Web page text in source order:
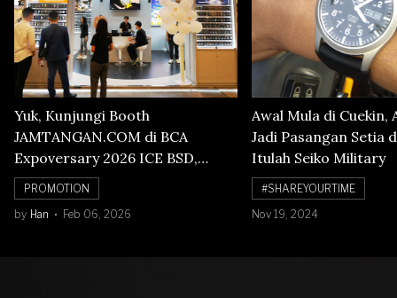
Yuk, Kunjungi Booth
JAMTANGAN.COM di BCA
Expoversary 2026 ICE BSD,
Banyak Diskon Jam Tangan,
Cuma Sampai 8 Februari!
PROMOTION
by Han Feb 06, 2026
Awal Mula di Cuekin,
Jadi Pasangan Setia
Itulah Seiko Military
#SHAREYOURTIME
Nov 19, 2024